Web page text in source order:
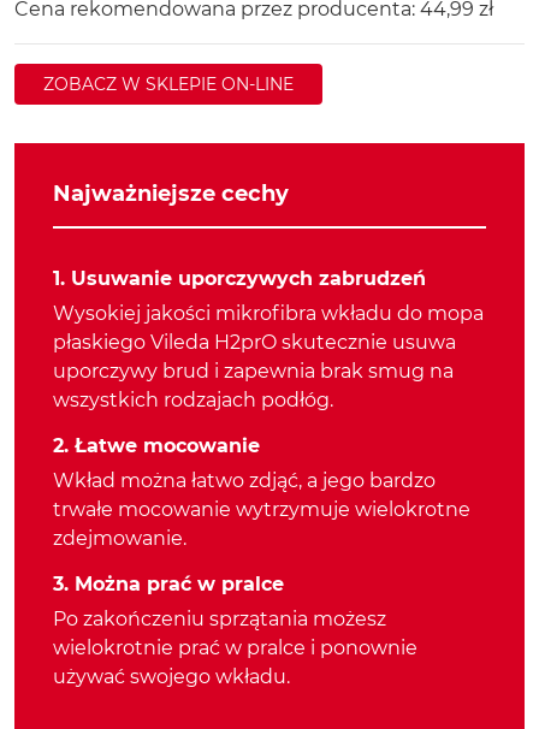
Cena rekomendowana przez producenta: 44,99 zł
ZOBACZ W SKLEPIE ON-LINE
Najważniejsze cechy
1. Usuwanie uporczywych zabrudzeń
Wysokiej jakości mikrofibra wkładu do mopa
płaskiego Vileda H2prO skutecznie usuwa
uporczywy brud i zapewnia brak smug na
wszystkich rodzajach podłóg.
2. Łatwe mocowanie
Wkład można łatwo zdjąć, a jego bardzo
trwałe mocowanie wytrzymuje wielokrotne
zdejmowanie.
3. Można prać w pralce
Po zakończeniu sprzątania możesz
wielokrotnie prać w pralce i ponownie
używać swojego wkładu.